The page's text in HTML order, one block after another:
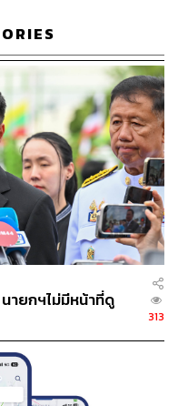
ฐมีหนี้ค้างเกือบ 50,000
ไม่ต้องการแลกกับการ
อมูลของ ป.ป.ช. มาออก
จและความเชื่อมั่นของ
อเมื่อวันจันทร์ที่ผ่านมา
ฟลอร์ แต่ด้วยความเชื่อ
าคาขยับขึ้นมายืนที่ใกล้
กับทุกฝ่ายที่ทำให้บริษัท
ดำเนินธุรกิจที่ยังมี
ที่เข้าใจและสนับสนุน
ดินหน้าลงทุนต่อเนื่อง
วมทุนในสนามบิน
วันออก มูลค่ารวมราว
อขอสัมปทานโครงการ
ปทานในปี 2572
ายกฯไม่มีหน้าที่ดู
313